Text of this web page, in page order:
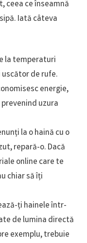
ce înseamnă
Iată câteva
la temperaturi
de rufe.
energie,
uzura
la o haină cu o
repară-o. Dacă
online care te
chiar să îți
ți hainele într-
de lumina directă
exemplu, trebuie